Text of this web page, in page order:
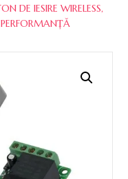
DE IESIRE WIRELESS,